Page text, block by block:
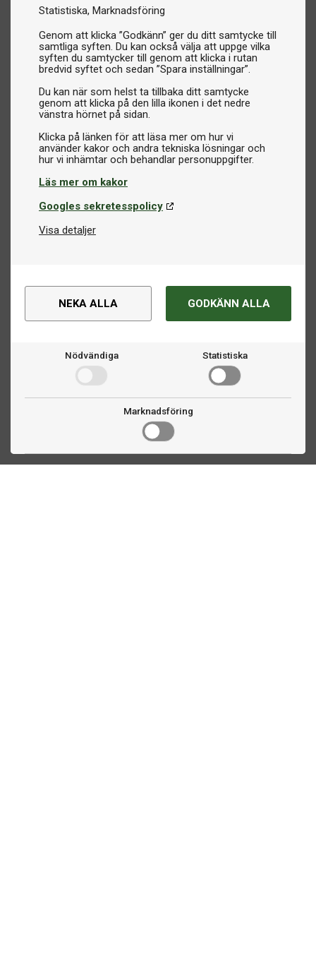
Statistiska Marknadsföring
Genom att klicka ”Godkänn” ger du ditt samtycke till
samtliga syften. Du kan också välja att uppge vilka
syften du samtycker till genom att klicka i rutan
bredvid syftet och sedan ”Spara inställningar”.
Du kan när som helst ta tillbaka ditt samtycke
genom att klicka på den lilla ikonen i det nedre
vänstra hörnet på sidan.
Klicka på länken för att läsa mer om hur vi
använder kakor och andra tekniska lösningar och
Läs mer om kakor
Googles sekretesspolicy
Visa detaljer
NEKA ALLA GODKÄNN ALLA
Nödvändiga Statistiska
Marknadsföring